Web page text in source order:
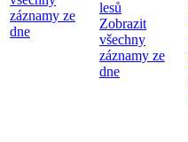
záznamy ze
dne
lesů
Zobrazit
všechny
záznamy ze
dne